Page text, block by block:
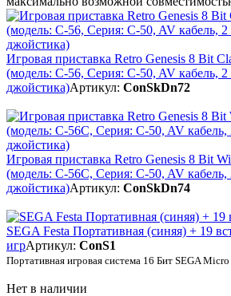
Игровая приставка Retro Genesis 8 Bit
(модель: C-56, Серия: C-50, AV кабель,
джойстика)Артикул: ConSkDn72
Игровая приставка Retro Genesis 8 Bit
(модель: C-56C, Серия: C-50, AV
джойстика)Артикул: ConSkDn74
SEGA Festa Портативная (синяя) + 19
игрАртикул: ConS1
Портативная игровая система 16 Бит SEGA Micro
Нет в наличии